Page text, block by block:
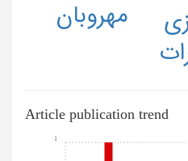
مهروبان
Article publication trend
1